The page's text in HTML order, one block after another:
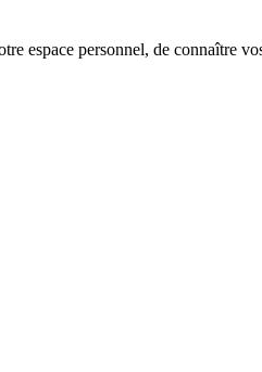
espace personnel, de connaître